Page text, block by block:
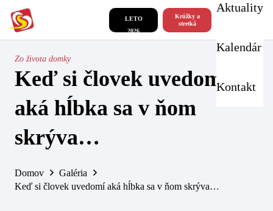
LETO
2026
Krúžky a
stretká
Aktuality
Kalendár
Kontakt
Zo života domky
Keď si človek uvedomí
aká hĺbka sa v ňom
skrýva…
Domov
Galéria
Keď si človek uvedomí aká hĺbka sa v ňom skrýva…